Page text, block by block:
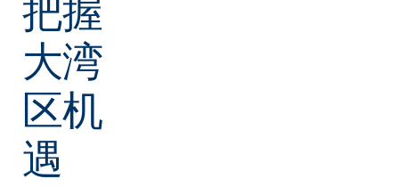
大湾
区机
遇